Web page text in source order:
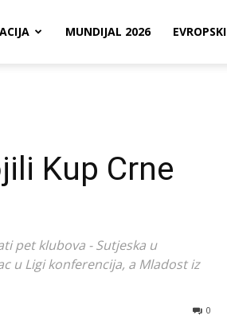
MUNDIJAL 2026 EVROPSKI
Kup Crne
pet klubova - Sutjeska u
u Ligi konferencija, a Mladost iz
0